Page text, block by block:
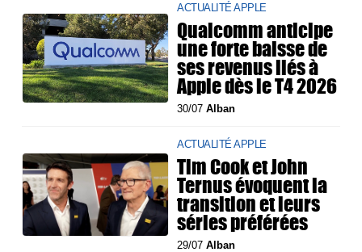
ACTUALITÉ APPLE
Qualcomm anticipe
une forte baisse de
ses revenus liés à
Apple dès le T4 2026
30/07Alban
ACTUALITÉ APPLE
Tim Cook et John
Ternus évoquent la
transition et leurs
séries préférées
29/07Alban